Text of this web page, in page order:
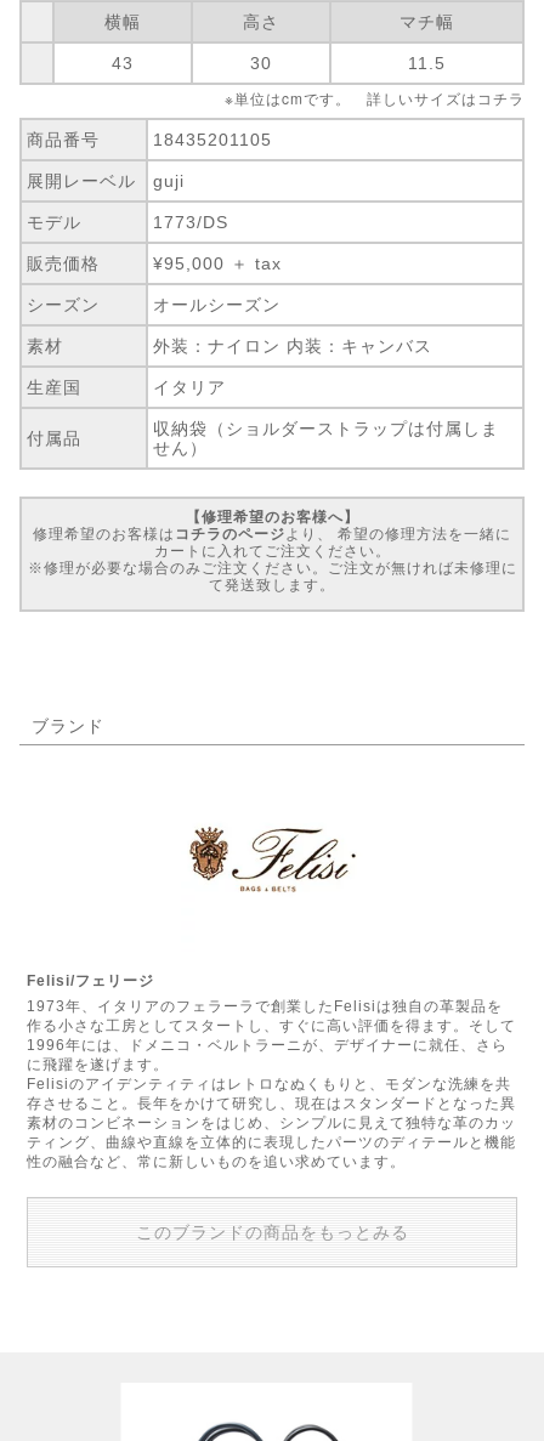
横幅 高さ マチ幅
43 30 11.5
※単位はcmです。 詳しいサイズは コチラ
商品番号 18435201105
展開レーベル guji
モデル 1773/DS
販売価格 ¥95,000 ＋ tax
シーズン オールシーズン
素材 外装：ナイロン 内装：キャンバス
生産国 イタリア
付属品
収納袋（ショルダーストラップは付属しま
せん）
【修理希望のお客様へ】
修理希望のお客様は コチラのページ より、 希望の修理方法を一緒に
カートに入れてご注文ください。
※修理が必要な場合のみご注文ください。ご注文が無ければ未修理に
て発送致します。
ブランド
Felisi/フェリージ
1973年、イタリアのフェラーラで創業したFelisiは独自の革製品を
作る小さな工房としてスタートし、すぐに高い評価を得ます。そして
1996年には、ドメニコ・ベルトラーニが、デザイナーに就任、さら
に飛躍を遂げます。
Felisiのアイデンティティはレトロなぬくもりと、モダンな洗練を共
存させること。長年をかけて研究し、現在はスタンダードとなった異
素材のコンビネーションをはじめ、シンプルに見えて独特な革のカッ
ティング、曲線や直線を立体的に表現したパーツのディテールと機能
性の融合など、常に新しいものを追い求めています。
このブランドの商品をもっとみる